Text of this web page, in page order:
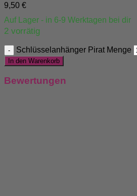
9,50 €
Auf Lager - in 6-9 Werktagen bei dir
2 vorrätig
Schlüsselanhänger Pirat Menge
In den Warenkorb
Bewertungen